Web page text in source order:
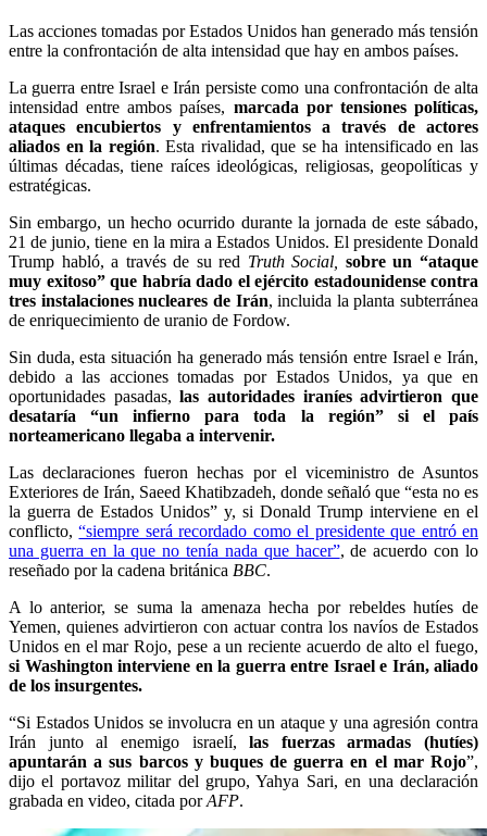
Las acciones tomadas por Estados Unidos han generado más tensión
entre la confrontación de alta intensidad que hay en ambos países.
La guerra entre Israel e Irán persiste como una confrontación de alta
intensidad entre ambos países, marcada por tensiones políticas,
ataques encubiertos y enfrentamientos a través de actores
aliados en la región. Esta rivalidad, que se ha intensificado en las
últimas décadas, tiene raíces ideológicas, religiosas, geopolíticas y
estratégicas.
Sin embargo, un hecho ocurrido durante la jornada de este sábado,
21 de junio, tiene en la mira a Estados Unidos. El presidente Donald
Trump habló, a través de su red Truth Social, sobre un “ataque
muy exitoso” que habría dado el ejército estadounidense contra
tres instalaciones nucleares de Irán, incluida la planta subterránea
de enriquecimiento de uranio de Fordow.
Sin duda, esta situación ha generado más tensión entre Israel e Irán,
debido a las acciones tomadas por Estados Unidos, ya que en
oportunidades pasadas, las autoridades iraníes advirtieron que
desataría “un infierno para toda la región” si el país
norteamericano llegaba a intervenir.
Las declaraciones fueron hechas por el viceministro de Asuntos
Exteriores de Irán, Saeed Khatibzadeh, donde señaló que “esta no es
la guerra de Estados Unidos” y, si Donald Trump interviene en el
conflicto,“siempre será recordado como el presidente que entró en
una guerra en la que no tenía nada que hacer”, de acuerdo con lo
reseñado por la cadena británica BBC.
A lo anterior, se suma la amenaza hecha por rebeldes hutíes de
Yemen, quienes advirtieron con actuar contra los navíos de Estados
Unidos en el mar Rojo, pese a un reciente acuerdo de alto el fuego,
si Washington interviene en la guerra entre Israel e Irán, aliado
de los insurgentes.
“Si Estados Unidos se involucra en un ataque y una agresión contra
Irán junto al enemigo israelí, las fuerzas armadas (hutíes)
apuntarán a sus barcos y buques de guerra en el mar Rojo”,
dijo el portavoz militar del grupo, Yahya Sari, en una declaración
grabada en video, citada porAFP.